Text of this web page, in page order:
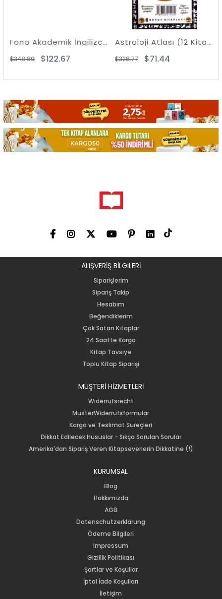
Fono Akademik İngilizce Seti
$122.67
Astroloji Atlası (12 Kitap Takım)
$71.44
$328.77
ALIŞVERİŞ BİLGiLERİ
Siparişlerim
Sipariş Takip
Hesabım
Beğendiklerim
Çok Satan Kitaplar
24 Saatte Kargo
Kitap Tavsiye
Toplu Kitap Siparişi
MÜŞTERİ HİZMETLERİ
Widerrufsrecht
MusterWiderrufsformular
Kargo ve Teslimat Süreçleri
Dikkat Edilecek Hususlar - Sıkça Sorulan Sorular
Amerika'dan Sipariş Veren Kitapseverlerin Dikkatine (!)
KURUMSAL
Blog
Hakkımızda
AGB
Datenschutzerklärung
Ödeme Bilgileri
Impressum
Gizlilik Politikası
Şartlar ve Koşullar
İptal İade Koşulları
İletişim